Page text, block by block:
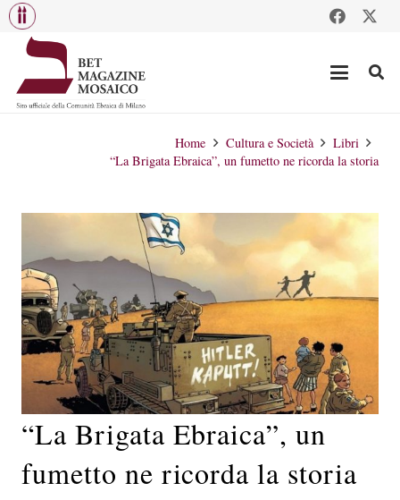
Home Cultura e Società
Libri
“La Brigata Ebraica”, un fumetto ne ricorda la storia
“La Brigata Ebraica”, un
fumetto ne ricorda la storia